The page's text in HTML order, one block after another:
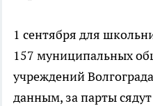
1 сентября для
157 муниципальных
учреждений
данным, за парты